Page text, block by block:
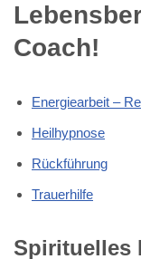
Coach!
Energiearbeit –
Heilhypnose
Rückführung
Trauerhilfe
Spirituelles